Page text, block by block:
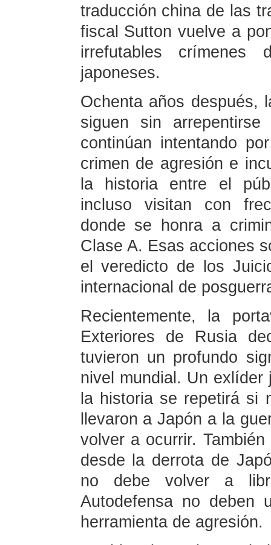
traducción china de las
fiscal Sutton vuelve a
irrefutables
japoneses.
Ochenta años después,
siguen sin
continúan intentando
crimen de agresión e
la historia entre el
incluso visitan con
donde se honra a
Clase A. Esas acciones
el veredicto de los
internacional de
Recientemente, la
Exteriores de Rusia
tuvieron un profundo
nivel mundial. Un exlíder
la historia se repetirá si
llevaron a Japón a la
volver a ocurrir.
desde la derrota de
no debe volver a
Autodefensa no deben
herramienta de agresión.